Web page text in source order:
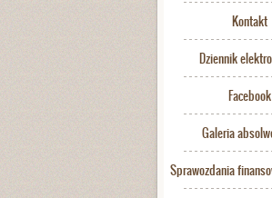
Kontakt
Dziennik
Facebook
Galeria
Sprawozdania